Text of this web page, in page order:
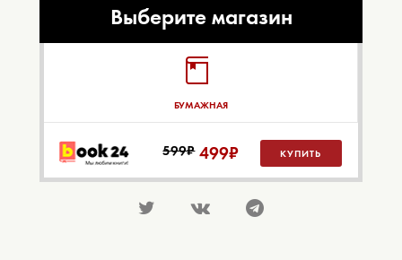
Выберите магазин
БУМАЖНАЯ
599₽ 499₽ КУПИТЬ